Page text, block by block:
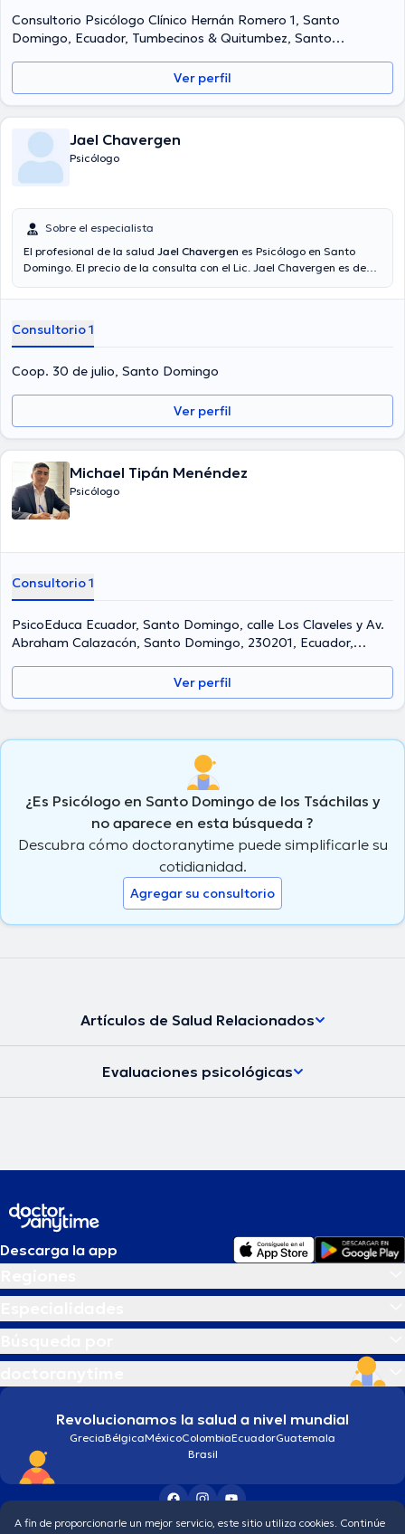
Consultorio Psicólogo Clínico Hernán Romero 1, Santo
Domingo, Ecuador, Tumbecinos & Quitumbez, Santo
Ver perfil
Jael Chavergen
Psicólogo
Sobre el especialista
El profesional de la salud Jael Chavergen es Psicólogo en Santo
Domingo. El precio de la consulta con el Lic. Jael Chavergen es de
consultorio son: Ansiedad, Duelo, Depresión .
Consultorio 1
Coop. 30 de julio, Santo Domingo
Ver perfil
Michael Tipán Menéndez
Psicólogo
Consultorio 1
PsicoEduca Ecuador, Santo Domingo, calle Los Claveles y Av.
Abraham Calazacón, Santo Domingo, 230201, Ecuador,
Ver perfil
¿Es Psicólogo en Santo Domingo de los Tsáchilas y
no aparece en esta búsqueda ?
Descubra cómo doctoranytime puede simplificarle su
cotidianidad.
Agregar su consultorio
Artículos de Salud Relacionados
Evaluaciones psicológicas
Descarga la app
Revolucionamos la salud a nivel mundial
GreciaBélgicaMéxicoColombiaEcuadorGuatemala
Brasil
A fin de proporcionarle un mejor servicio, este sitio utiliza cookies. Continúe